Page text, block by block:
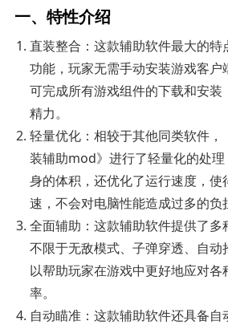
一、特性介绍
直装整合：这款辅助软件最大的特
功能，玩家无需手动安装游戏客户
可完成所有游戏组件的下载和安装
精力。
轻量优化：相较于其他同类软件，
装辅助mod》进行了轻量化的处
身的体积，还优化了运行速度，使
速，不会对电脑性能造成过多的负
全面辅助：这款辅助软件提供了多
不限于无敌模式、子弹穿透、自
以帮助玩家在游戏中更好地应对
率。
自动瞄准：这款辅助软件还具备自